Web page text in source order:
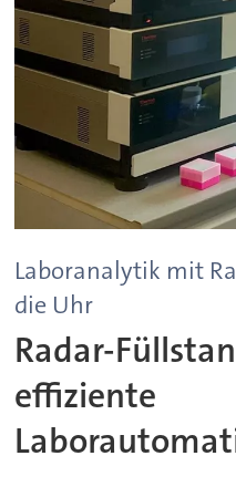
Laboranalytik mit
die Uhr
Radar-
effiziente